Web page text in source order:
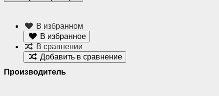
В избранном
В избранное
В сравнении
Добавить в сравнение
Производитель